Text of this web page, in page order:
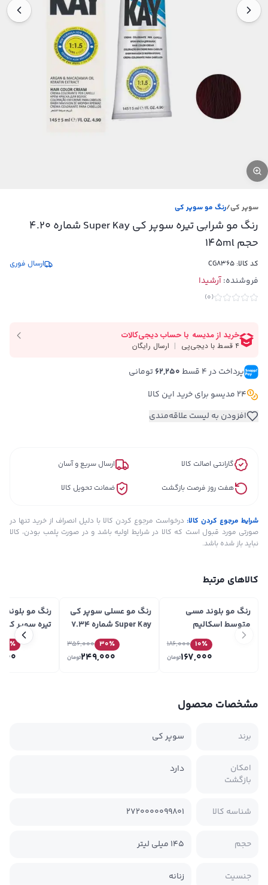
سوپر کی/رنگ مو سوپر کی
رنگ مو شرابی تیره سوپر کی Super Kay شماره 4.20
حجم 145ml
کد کالا: CG8365 ارسال فوری
فروشنده:آرشیدا
(
0
)
پرداخت در ۴ قسط 62,250 تومانی
24 مدیسو برای خرید این کالا
افزودن به لیست علاقه‌مندی
گارانتی اصالت کالا ارسال سریع و آسان
هفت روز فرصت بازگشت ضمانت تحویل کالا
شرایط مرجوع کردن کالا: درخواست مرجوع کردن کالا با دلیل انصراف از خرید تنها در
صورتی مورد قبول است که کالا در شرایط اولیه باشد و در صورت پلمب بودن، کالا
نباید باز شده باشد.
کالاهای مرتبط
رنگ مو بلوند مسی
متوسط اسکالیم
Eskalim شماره 7.4 حجم
10٪ 186,000
167,000تومان
رنگ مو عسلی سوپر کی
Super Kay شماره 7.34
30٪ 356,000
249,000تومان
رنگ مو بلوند
٪
مشخصات محصول
برند سوپر کی
امکان
بازگشت
دارد
شناسه کالا 2720000099801
حجم ‫145 میلی لیتر‬
جنسیت زنانه